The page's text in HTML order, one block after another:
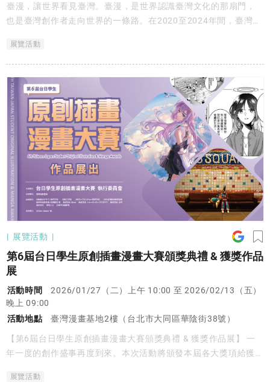
臺漫，讓世界看見臺灣。臺漫，是世界認識臺灣文化的那扇門，
也是臺灣創作者走向世界的一條路。在2020至2024年間，臺灣漫
數位平台與國際市場的積極布局，臺漫正以前所未有的姿態，站上
世界舞台。這不僅是一段產業發展的歷程，更是一場文化想像的集
體實踐。《臺漫現此時》帶領觀眾回望這段關鍵時期，看見臺漫如
何在時代的節奏中，寫下屬於臺灣的漫畫篇章。
展覽活動
展覽活動
第6屆台日學生原創插畫漫畫大賽頒獎典禮 & 獲獎作品
展
活動時間
2026/01/27（二）上午 10:00 至 2026/02/13（五）
晚上 09:00
活動地點
臺灣漫畫基地2樓（台北市大同區華陰街38號）
【第6屆台日學生原創插畫漫畫大賽頒獎典禮 & 獲獎作品展】 一
年一度的創作盛事再度到來。本次活動將頒發本屆各大獎項給獲獎
創作者的獨特視角與能量。
展覽活動